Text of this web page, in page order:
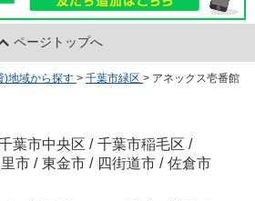
ページトップへ
)地域から探す > 千葉市緑区 > アネックス壱番館
葉市中央区 / 千葉市稲毛区 /
市 / 東金市 / 四街道市 / 佐倉市